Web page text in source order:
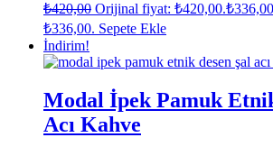
₺420,00 Orijinal fiyat: ₺420,00.₺336,00
₺336,00. Sepete Ekle
İndirim!
Modal İpek Pamuk
Acı Kahve